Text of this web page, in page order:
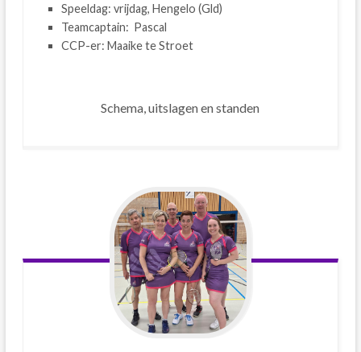
Speeldag: vrijdag, Hengelo (Gld)
Teamcaptain: Pascal
CCP-er: Maaike te Stroet
Schema, uitslagen en standen